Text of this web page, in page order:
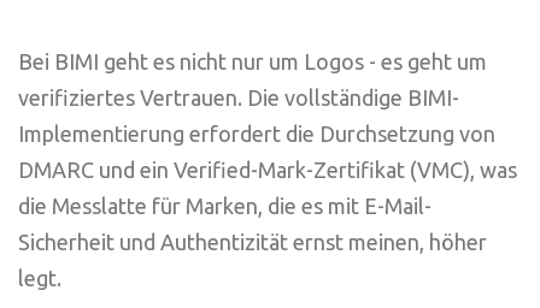
Bei BIMI geht es nicht nur um Logos - es geht um
verifiziertes Vertrauen. Die vollständige BIMI-
Implementierung erfordert die Durchsetzung von
DMARC und ein Verified-Mark-Zertifikat (VMC), was
die Messlatte für Marken, die es mit E-Mail-
Sicherheit und Authentizität ernst meinen, höher
legt.